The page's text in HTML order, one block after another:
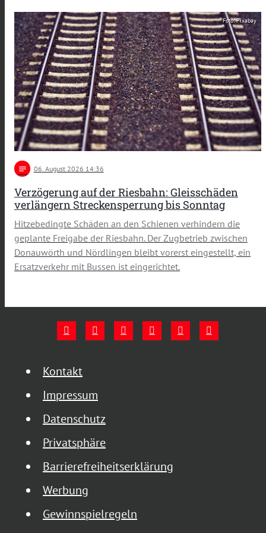
Foto: Pixabay
notes 06 . August 2026 14:36
Verzögerung auf der Riesbahn: Gleisschäden
verlängern Streckensperrung bis Sonntag
Hitzebedingte Schäden an den Schienen verhindern die
geplante Freigabe der Riesbahn. Der Zugbetrieb zwischen
Donauwörth und Nördlingen bleibt vorerst eingestellt, ein
Ersatzverkehr mit Bussen ist eingerichtet.
Kontakt
Impressum
Datenschutz
Privatsphäre
Barrierefreiheitserklärung
Werbung
Gewinnspielregeln